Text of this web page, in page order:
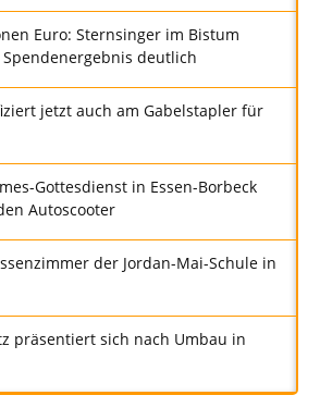
Euro: Sternsinger im Bistum
deutlich
jetzt auch am Gabelstapler für
Gottesdienst in Essen-Borbeck
Autoscooter
der Jordan-Mai-Schule in
präsentiert sich nach Umbau in